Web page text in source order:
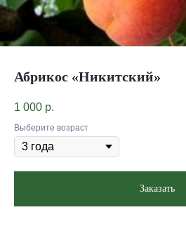
Абрикос «Никитский»
1 000 р.
Выберите возраст
Заказать